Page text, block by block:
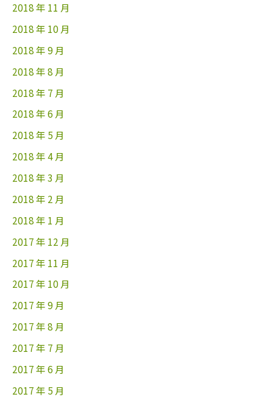
2018 年 11 月
2018 年 10 月
2018 年 9 月
2018 年 8 月
2018 年 7 月
2018 年 6 月
2018 年 5 月
2018 年 4 月
2018 年 3 月
2018 年 2 月
2018 年 1 月
2017 年 12 月
2017 年 11 月
2017 年 10 月
2017 年 9 月
2017 年 8 月
2017 年 7 月
2017 年 6 月
2017 年 5 月